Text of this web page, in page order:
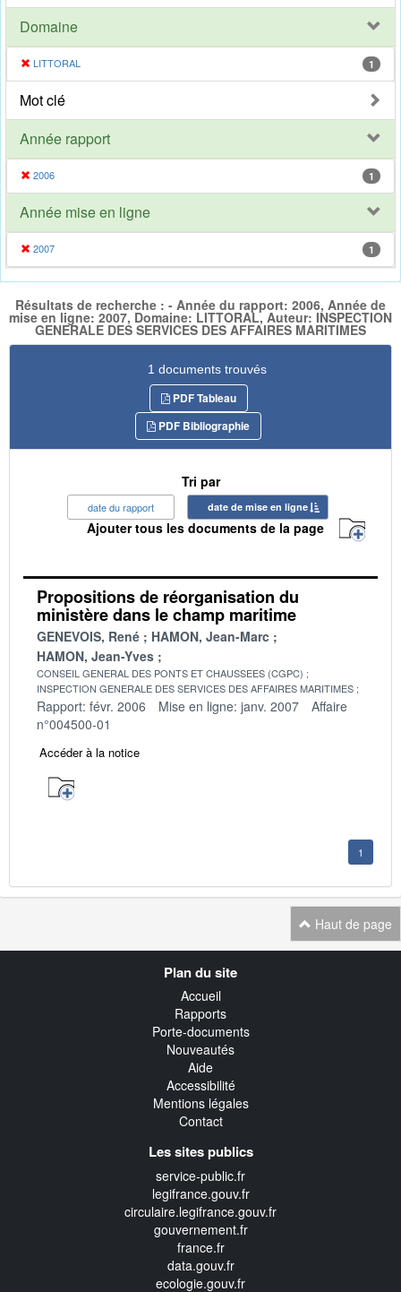
Domaine
LITTORAL 1
Mot clé
Année rapport
2006 1
Année mise en ligne
2007 1
Résultats de recherche : - Année du rapport: 2006, Année de
mise en ligne: 2007, Domaine: LITTORAL, Auteur: INSPECTION
GENERALE DES SERVICES DES AFFAIRES MARITIMES
1 documents trouvés
PDF Tableau
PDF Bibliographie
Tri par
date du rapport date de mise en ligne
Ajouter tous les documents de la page
Propositions de réorganisation du
ministère dans le champ maritime
GENEVOIS, René
HAMON, Jean-Marc
HAMON, Jean-Yves
CONSEIL GENERAL DES PONTS ET CHAUSSEES (CGPC)
INSPECTION GENERALE DES SERVICES DES AFFAIRES MARITIMES
Rapport: févr. 2006 Mise en ligne: janv. 2007
Affaire
n°004500-01
Accéder à la notice
1
Haut de page
Plan du site
Accueil
Rapports
Porte-documents
Nouveautés
Aide
Accessibilité
Mentions légales
Contact
Les sites publics
service-public.fr
legifrance.gouv.fr
circulaire.legifrance.gouv.fr
gouvernement.fr
france.fr
data.gouv.fr
ecologie.gouv.fr